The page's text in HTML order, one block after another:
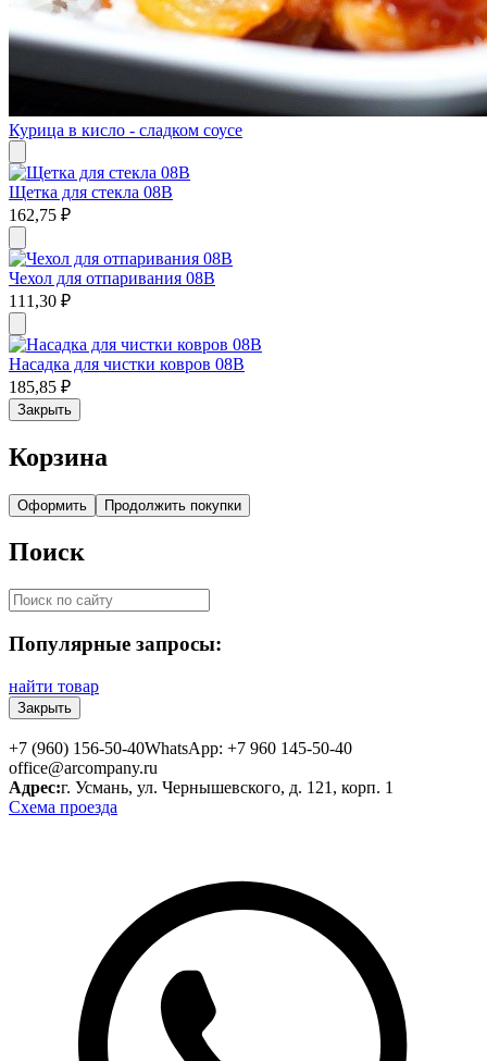
Курица в кисло - сладком соусе
Щетка для стекла 08В
162,75 ₽
Чехол для отпаривания 08В
111,30 ₽
Насадка для чистки ковров 08В
185,85 ₽
Закрыть
Корзина
Оформить Продолжить покупки
Поиск
Популярные запросы:
найти товар
Закрыть
+7 (960) 156-50-40WhatsApp: +7 960 145-50-40
office@arcompany.ru
Адрес:г. Усмань, ул. Чернышевского, д. 121, корп. 1
Схема проезда